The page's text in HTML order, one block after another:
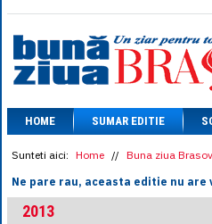
HOME SUMAR EDITIE
Sunteti aici: Home // Buna ziua
Ne pare rau, aceasta editie nu
2013